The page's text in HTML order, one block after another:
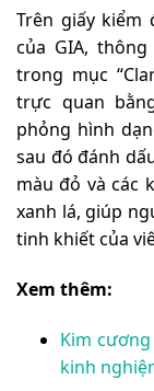
Trên giấy kiểm
của GIA,
trong mục
trực quan
phỏng hình
sau đó đánh
màu đỏ và các
xanh lá, giúp
tinh khiết của
Xem thêm:
Kim
kinh